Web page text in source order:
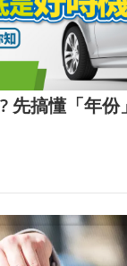
先搞懂「年